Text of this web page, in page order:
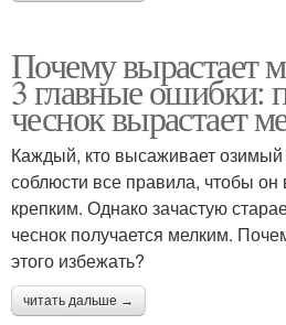
Почему вырастает
3 главные ошибки:
чеснок вырастает
Каждый, кто высаживает озимый
соблюсти все правила, чтобы
крепким. Однако зачастую
чеснок получается мелким.
этого избежать?
читать дальше →